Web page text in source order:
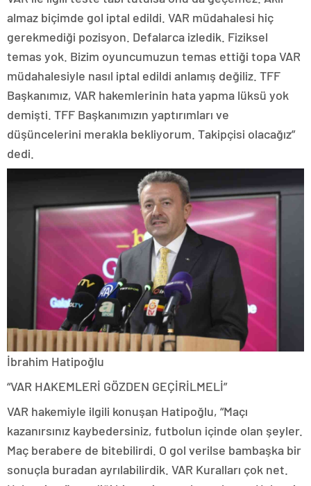
almaz biçimde gol iptal edildi. VAR müdahalesi hiç
gerekmediği pozisyon. Defalarca izledik. Fiziksel
temas yok. Bizim oyuncumuzun temas ettiği topa VAR
müdahalesiyle nasıl iptal edildi anlamış değiliz. TFF
Başkanımız, VAR hakemlerinin hata yapma lüksü yok
demişti. TFF Başkanımızın yaptırımları ve
düşüncelerini merakla bekliyorum. Takipçisi olacağız”
dedi.
İbrahim Hatipoğlu
“VAR HAKEMLERİ GÖZDEN GEÇİRİLMELİ”
VAR hakemiyle ilgili konuşan Hatipoğlu, “Maçı
kazanırsınız kaybedersiniz, futbolun içinde olan şeyler.
Maç berabere de bitebilirdi. O gol verilse bambaşka bir
sonuçla buradan ayrılabilirdik. VAR Kuralları çok net.